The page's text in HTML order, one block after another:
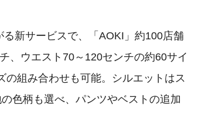
新サービスで、「AOKI」約100店舗
、ウエスト70～120センチの約60サイ
の組み合わせも可能。シルエットはス
色柄も選べ、パンツやベストの追加